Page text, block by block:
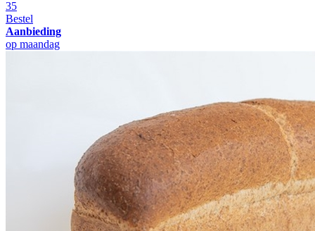
35
Bestel
Aanbieding
op maandag